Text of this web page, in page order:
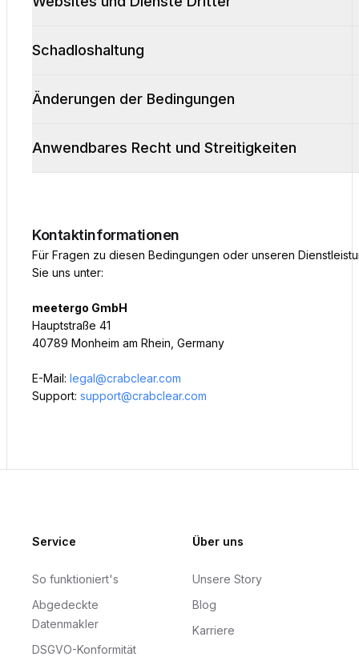
Schadloshaltung
Änderungen der Bedingungen
Anwendbares Recht und Streitigkeiten
Kontaktinformationen
Für Fragen zu diesen Bedingungen oder unseren
Sie uns unter:
meetergo GmbH
Hauptstraße 41
40789 Monheim am Rhein, Germany
E-Mail: legal@crabclear.com
Support: support@crabclear.com
FooterService
So funktioniert's
Abgedeckte
Datenmakler
DSGVO-Konformität
Über uns
Unsere Story
Blog
Karriere